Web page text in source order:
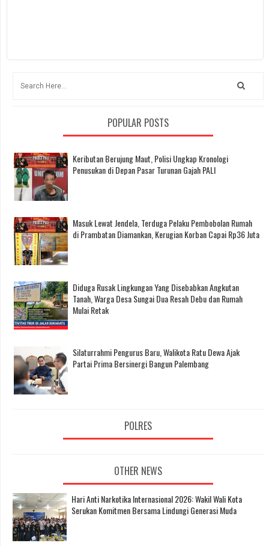
POPULAR POSTS
Keributan Berujung Maut, Polisi Ungkap Kronologi
Penusukan di Depan Pasar Turunan Gajah PALI
Masuk Lewat Jendela, Terduga Pelaku Pembobolan Rumah
di Prambatan Diamankan, Kerugian Korban Capai Rp36 Juta
Diduga Rusak Lingkungan Yang Disebabkan Angkutan
Tanah, Warga Desa Sungai Dua Resah Debu dan Rumah
Mulai Retak
Silaturrahmi Pengurus Baru, Walikota Ratu Dewa Ajak
Partai Prima Bersinergi Bangun Palembang
POLRES
OTHER NEWS
Hari Anti Narkotika Internasional 2026: Wakil Wali Kota
Serukan Komitmen Bersama Lindungi Generasi Muda